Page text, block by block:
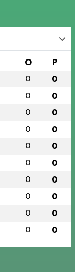
O P
0 0
0 0
0 0
0 0
0 0
0 0
0 0
0 0
0 0
0 0